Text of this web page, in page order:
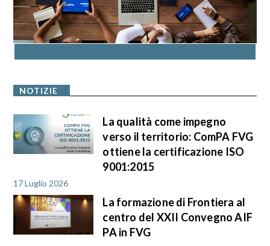
NOTIZIE
La qualità come impegno
verso il territorio: ComPA FVG
ottiene la certificazione ISO
9001:2015
17 Luglio 2026
La formazione di Frontiera al
centro del XXII Convegno AIF
PA in FVG